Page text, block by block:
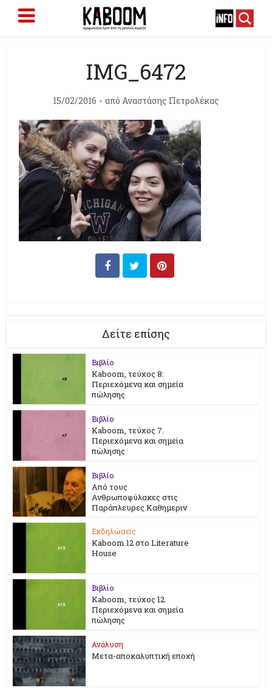
IMG_6472
15/02/2016 από Αναστάσης Πετρολέκας
Δείτε επίσης
Βιβλίο
Kaboom, τεύχος 8:
Περιεχόμενα και σημεία
πώλησης
Βιβλίο
Kaboom, τεύχος 7.
Περιεχόμενα και σημεία
πώλησης
Βιβλίο
Από τους
Ανθρωποφύλακες στις
Παράπλευρες Καθημεριν
Εκδηλώσεις
Kaboom 12 στο Literature
House
Βιβλίο
Kaboom, τεύχος 12.
Περιεχόμενα και σημεία
πώλησης
Ανάλυση
Μετα-αποκαλυπτική εποχή